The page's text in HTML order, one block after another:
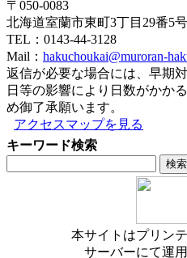
〒050-0083
北海道室蘭市東町3丁目29番5号
TEL：0143-44-3128
Mail： hakuchoukai@muroran-
返信が必要な場合には、早期
日等の影響により日数がかか
め御了承願います。
アクセスマップを見る
キーワード検索
本サイトはプリン
サーバーにて運